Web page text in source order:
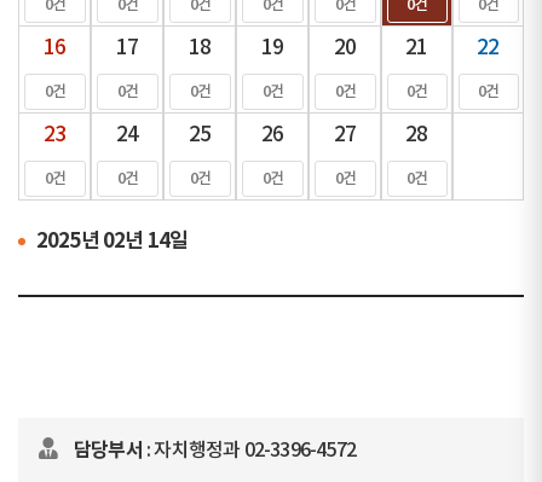
0건 0건 0건 0건 0건 0건 0건
16
0건
17
0건
18
0건
19
0건
20
0건
21
0건
22
0건
23
0건
24
0건
25
0건
26
0건
27
0건
28
0건
2025년 02년 14일
담당부서 : 자치행정과 02-3396-4572